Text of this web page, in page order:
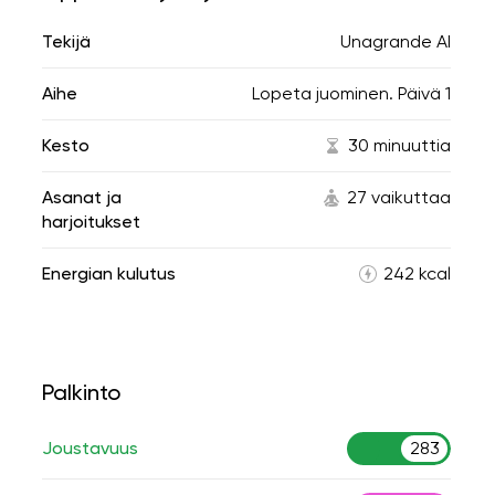
Tekijä Unagrande AI
Aihe Lopeta juominen. Päivä 1
Kesto 30 minuuttia
Asanat ja
harjoitukset
27 vaikuttaa
Energian kulutus 242 kcal
Palkinto
Joustavuus 283